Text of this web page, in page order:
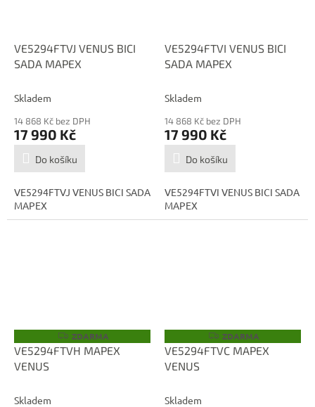
VE5294FTVJ VENUS BICI
SADA MAPEX
Skladem
14 868 Kč bez DPH
17 990 Kč
Do košíku
VE5294FTVJ VENUS BICI SADA
MAPEX
VE5294FTVI VENUS BICI
SADA MAPEX
Skladem
14 868 Kč bez DPH
17 990 Kč
Do košíku
VE5294FTVI VENUS BICI SADA
MAPEX
Z
D
A
ZDARMA
VE5294FTVH MAPEX
VENUS
Skladem
Z
D
A
ZDARMA
VE5294FTVC MAPEX
VENUS
Skladem